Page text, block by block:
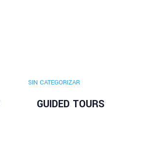
SIN CATEGORIZAR
GUIDED TOURS